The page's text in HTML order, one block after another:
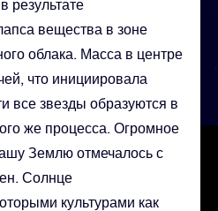
результате
вещества в зоне
облака. Масса в центре
что инициировала
все звезды образуются в
же процесса. Огромное
Землю отмечалось с
Солнце
культурами как